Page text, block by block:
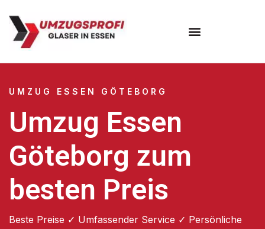
UMZUG ESSEN GÖTEBORG
Umzug Essen
Göteborg zum
besten Preis
Beste Preise ✓ Umfassender Service ✓ Persönliche